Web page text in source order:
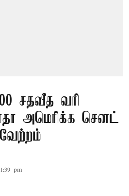
சதவீத வரி
அமெரிக்க செனட்
pm